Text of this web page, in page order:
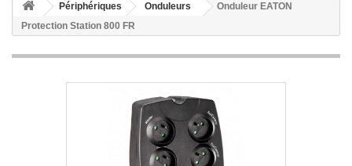
Périphériques Onduleurs
Onduleur EATON
Protection Station 800 FR